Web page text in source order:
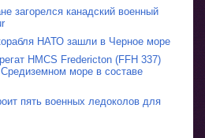
загорелся канадский военный
НАТО зашли в Черное море
HMCS Fredericton (FFH 337)
море в составе
пять военных ледоколов для